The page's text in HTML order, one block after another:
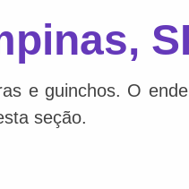
e guinchos. O
seção.